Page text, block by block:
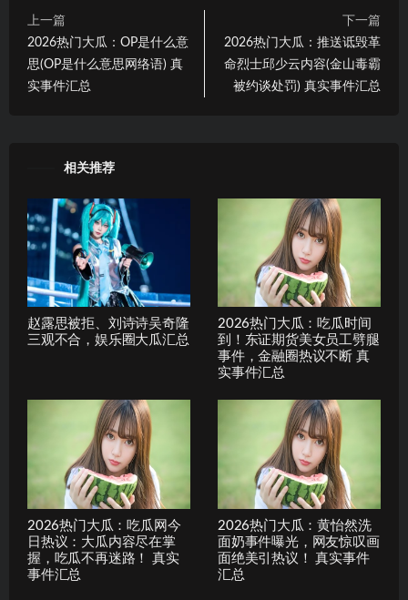
上一篇
2026热门大瓜：OP是什么意
思(OP是什么意思网络语) 真
实事件汇总
下一篇
2026热门大瓜：推送诋毁革
命烈士邱少云内容(金山毒霸
被约谈处罚) 真实事件汇总
相关推荐
赵露思被拒、刘诗诗吴奇隆
三观不合，娱乐圈大瓜汇总
2026热门大瓜：吃瓜时间
到！东证期货美女员工劈腿
事件，金融圈热议不断 真
实事件汇总
2026热门大瓜：吃瓜网今
日热议：大瓜内容尽在掌
握，吃瓜不再迷路！ 真实
事件汇总
2026热门大瓜：黄怡然洗
面奶事件曝光，网友惊叹画
面绝美引热议！ 真实事件
汇总